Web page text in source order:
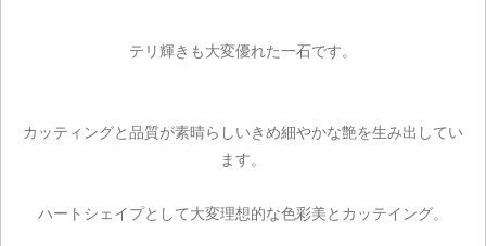
テリ輝きも大変優れた一石です。
カッティングと品質が素晴らしいきめ細やかな艶を生み出してい
ます。
ハートシェイプとして大変理想的な色彩美とカッテイング。